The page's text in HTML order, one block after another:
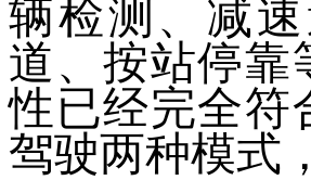
辆检测、减
道、按站停靠
性已经完全符
驾驶两种模式